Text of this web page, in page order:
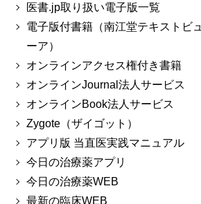
医書.jp取り扱い電子版一覧
電子版付書籍（南江堂テキストビュ
ーア）
オンラインアクセス権付き書籍
オンラインJournal法人サービス
オンラインBook法人サービス
Zygote（ザイゴット）
アプリ版 当直医実践マニュアル
今日の治療薬アプリ
今日の治療薬WEB
最新の臨床WEB